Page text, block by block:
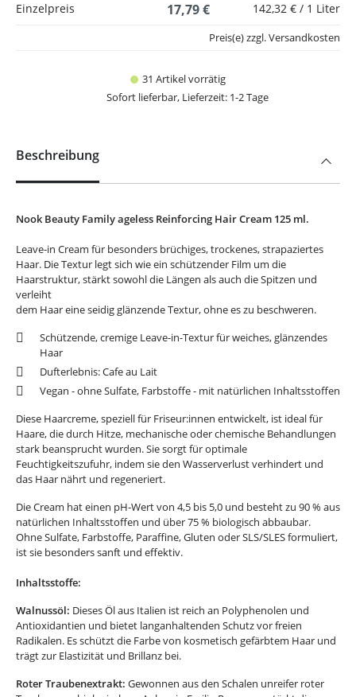
Einzelpreis
17,79 € 142,32 € / 1 Liter
31 Artikel vorrätig
Sofort lieferbar, Lieferzeit: 1-2 Tage
Preis(e) zzgl. Versandkosten
Beschreibung
Nook Beauty Family ageless Reinforcing Hair Cream 125 ml.
Leave-in Cream für besonders brüchiges, trockenes, strapaziertes
Haar. Die Textur legt sich wie ein schützender Film um die
Haarstruktur, stärkt sowohl die Längen als auch die Spitzen und
verleiht
dem Haar eine seidig glänzende Textur, ohne es zu beschweren.
Schützende, cremige Leave-in-Textur für weiches, glänzendes
Haar
Dufterlebnis: Cafe au Lait
Vegan - ohne Sulfate, Farbstoffe - mit natürlichen Inhaltsstoffen
Diese Haarcreme, speziell für Friseur:innen entwickelt, ist ideal für
Haare, die durch Hitze, mechanische oder chemische Behandlungen
stark beansprucht wurden. Sie sorgt für optimale
Feuchtigkeitszufuhr, indem sie den Wasserverlust verhindert und
das Haar nährt und regeneriert.
Die Cream hat einen pH-Wert von 4,5 bis 5,0 und besteht zu 90 % aus
natürlichen Inhaltsstoffen und über 75 % biologisch abbaubar.
Ohne Sulfate, Farbstoffe, Paraffine, Gluten oder SLS/SLES formuliert,
ist sie besonders sanft und effektiv.
Inhaltsstoffe:
Walnussöl: Dieses Öl aus Italien ist reich an Polyphenolen und
Antioxidantien und bietet langanhaltenden Schutz vor freien
Radikalen. Es schützt die Farbe von kosmetisch gefärbtem Haar und
trägt zur Elastizität und Brillanz bei.
Roter Traubenextrakt: Gewonnen aus den Schalen unreifer roter